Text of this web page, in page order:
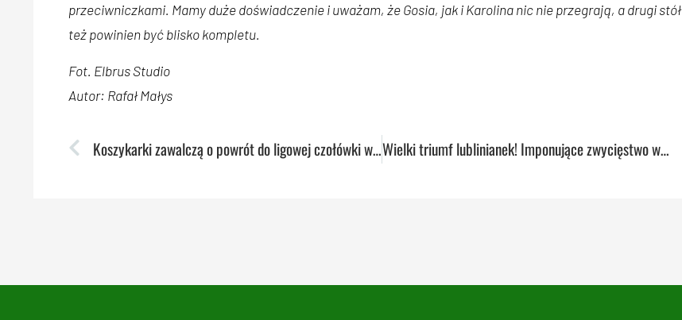
przeciwniczkami. Mamy duże doświadczenie i uważam, że Gosia, jak i Karolina nic nie przegrają, a drugi stół
też powinien być blisko kompletu.
Fot. Elbrus Studio
Autor: Rafał Małys
Koszykarki zawalczą o powrót do ligowej czołówki w niedzielę Wielki triumf lublinianek! Imponujące zwycięstwo w akademickich derbach